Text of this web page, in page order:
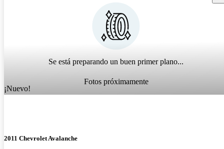
Se está preparando un buen primer plano...
Fotos próximamente
¡Nuevo!
2011 Chevrolet Avalanche